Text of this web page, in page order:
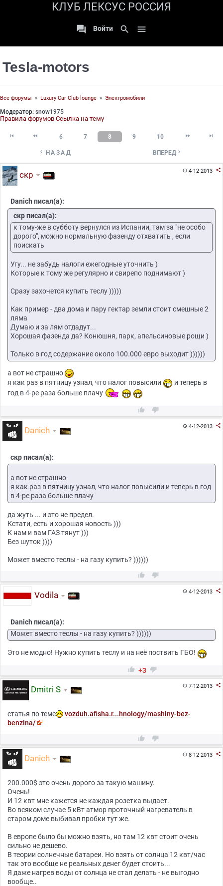
КЛУБ ЛЕКСУС РОССИЯ
 Войти search 
Tesla-motors
Все форумы » Luxury Car Club lounge » Электромобили
Модератор: snow1975
Правила форумов Ссылка на тему
  6 7 8 9 10  
 НАЗАД ВПЕРЕД 
4-12-2013 
скр
Danich писал(а):
скр писал(а):
к тому-же в субботу вернулся из Испании, там за "не особо
дорого", можно нормальную фазенду отхватить , если
поискать
Угу... не забудь налоги ежегодные уточнить )
Которые к тому же регулярно и свирепо поднимают )
Сразу захочется купить теслу )))))
Как пример - два дома и пару гектар земли стоит смешные 2
ляма
Думаю и за лям отдадут...
Хорошая фазенда да? Конюшня, парк, апельсиновые рощи )
Только в год содержание около 100.000 евро выходит ))))))
а вот не страшно
я как раз в пятницу узнал, что налог повысили
и теперь в
год в 4-ре раза больше плачу
 
4-12-2013 
Danich
скр писал(а):
а вот не страшно
я как раз в пятницу узнал, что налог повысили и теперь в год
в 4-ре раза больше плачу
да жуть ... и это не предел.
Кстати, есть и хорошая новость )))
К нам и вам ГАЗ тянут )))
Без шуток ))))
Может вместо теслы - на газу купить? ))))))
 
4-12-2013 
Vodila
Danich писал(а):
Может вместо теслы - на газу купить? ))))))
Это не модно! Нужно купить теслу и на неё поствить ГБО!
 +3 
7-12-2013 
Dmitri S
cтатья по теме
vozduh.afisha.r...hnology/mashiny-bez-
benzina/
 
8-12-2013 
Danich
200.000$ это очень дорого за такую машину.
Очень!
И 12 квт мне кажется не каждая розетка выдает.
Во всяком случае 5 кВт атмор проточный нагреватель в
старом доме выбивал пробки тут же.
В европе было бы можно взять, но там 12 квт стоит очень
сильно не дешево.
В теории солнечные батареи. Но взять от солнца 12 квт/час
так это вообще не реальных денег будет стоить...
Я даже нагрев воды от солнца не стал делать - не выгодно
вообще..